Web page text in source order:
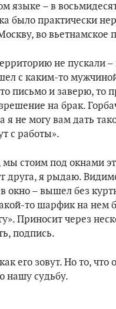
языке – в
было практически
во вьетнамское
не пускали –
с каким-то
письмо и заверю, то
на брак.
я не могу вам дать
с работы».
стоим под окнами
друга, я рыдаю.
окно – вышел без
то шарфик на нем
Приносит через
подпись.
его зовут. Но то, что
нашу судьбу.